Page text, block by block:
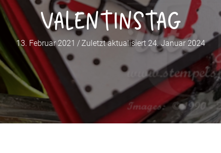
Valentinstag
13. Februar 2021 / Zuletzt aktualisiert 24. Januar 2024